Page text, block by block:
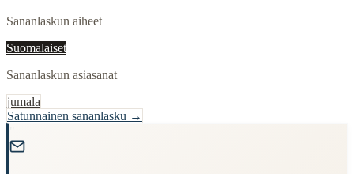
Sananlaskun aiheet
Suomalaiset
Sananlaskun asiasanat
jumala
Satunnainen sananlasku →